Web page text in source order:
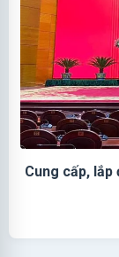
Cung cấp,